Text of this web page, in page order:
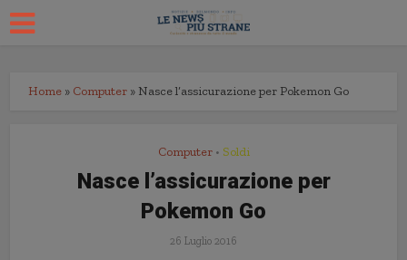
Home » Computer » Nasce l’assicurazione per Pokemon Go
Computer • Soldi
Nasce l’assicurazione per
Pokemon Go
26 Luglio 2016